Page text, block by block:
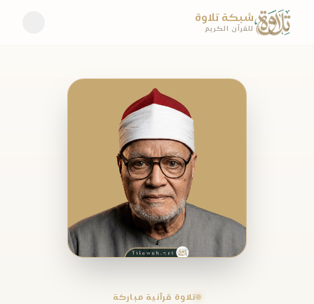
شبكة تلاوة
للقرآن الكريم
تلاوة قرآنية مباركة